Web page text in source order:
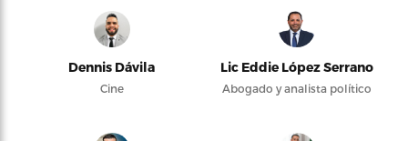
Dennis Dávila
Cine
Lic Eddie López Serrano
Abogado y analista político